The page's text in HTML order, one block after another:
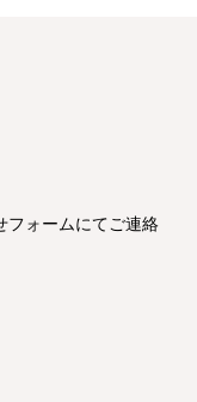
フォームにてご連絡